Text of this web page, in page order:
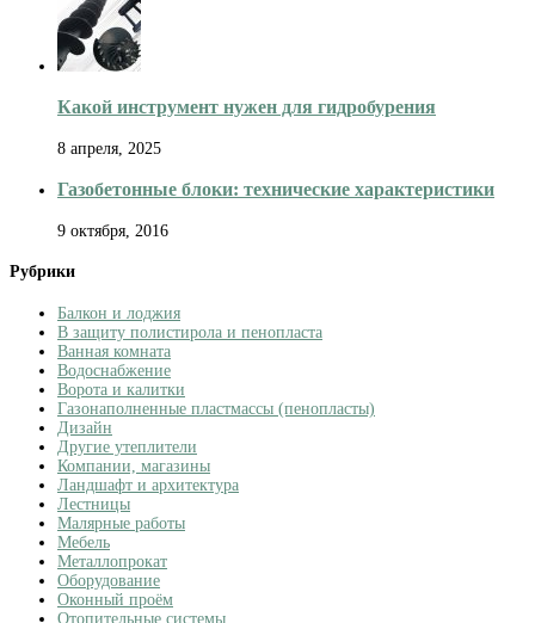
Какой инструмент нужен для гидробурения
8 апреля, 2025
Газобетонные блоки: технические характеристики
9 октября, 2016
Рубрики
Балкон и лоджия
В защиту полистирола и пенопласта
Ванная комната
Водоснабжение
Ворота и калитки
Газонаполненные пластмассы (пенопласты)
Дизайн
Другие утеплители
Компании, магазины
Ландшафт и архитектура
Лестницы
Малярные работы
Мебель
Металлопрокат
Оборудование
Оконный проём
Отопительные системы